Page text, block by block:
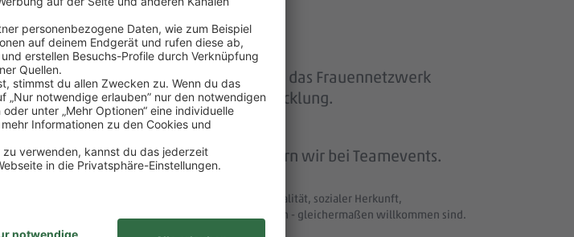
Deutschlands.
„DITO – different together“ und das Frauennetzwerk
Karriere und persönliche Weiterentwicklung.
Unsere Zusammenarbeit feiern wir bei Teamevents.
Identität, ethnischer Herkunft und Nationalität, sozialer Herkunft,
Orientierung oder weiteren individuellen Merkmalen - gleichermaßen willkommen sind.